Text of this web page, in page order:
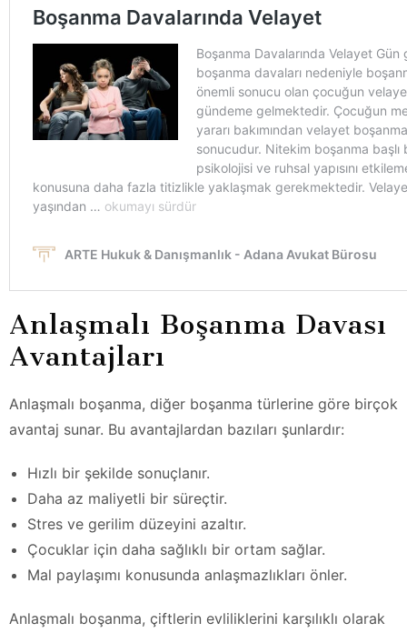
Anlaşmalı Boşanma Davası
Avantajları
Anlaşmalı boşanma, diğer boşanma türlerine göre birçok
avantaj sunar. Bu avantajlardan bazıları şunlardır:
Hızlı bir şekilde sonuçlanır.
Daha az maliyetli bir süreçtir.
Stres ve gerilim düzeyini azaltır.
Çocuklar için daha sağlıklı bir ortam sağlar.
Mal paylaşımı konusunda anlaşmazlıkları önler.
Anlaşmalı boşanma, çiftlerin evliliklerini karşılıklı olarak